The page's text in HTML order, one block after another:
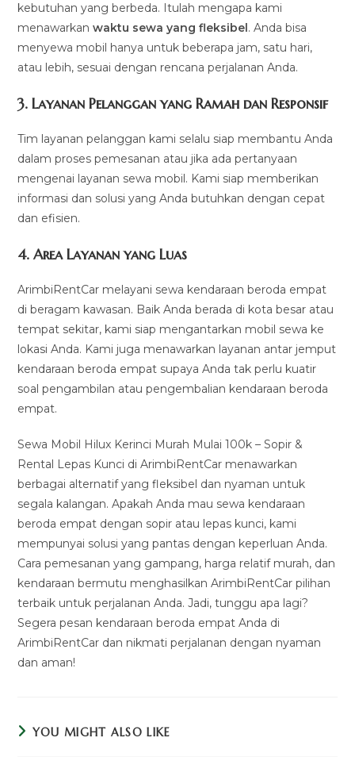
kebutuhan yang berbeda. Itulah mengapa kami
menawarkanwaktu sewa yang fleksibel. Anda bisa
menyewa mobil hanya untuk beberapa jam, satu hari,
atau lebih, sesuai dengan rencana perjalanan Anda.
3.Layanan Pelanggan yang Ramah dan Responsif
Tim layanan pelanggan kami selalu siap membantu Anda
dalam proses pemesanan atau jika ada pertanyaan
mengenai layanan sewa mobil. Kami siap memberikan
informasi dan solusi yang Anda butuhkan dengan cepat
dan efisien.
4.Area Layanan yang Luas
ArimbiRentCar melayani sewa kendaraan beroda empat
di beragam kawasan. Baik Anda berada di kota besar atau
tempat sekitar, kami siap mengantarkan mobil sewa ke
lokasi Anda. Kami juga menawarkan layanan antar jemput
kendaraan beroda empat supaya Anda tak perlu kuatir
soal pengambilan atau pengembalian kendaraan beroda
empat.
Sewa Mobil Hilux Kerinci Murah Mulai 100k – Sopir &
Rental Lepas Kunci di ArimbiRentCar menawarkan
berbagai alternatif yang fleksibel dan nyaman untuk
segala kalangan. Apakah Anda mau sewa kendaraan
beroda empat dengan sopir atau lepas kunci, kami
mempunyai solusi yang pantas dengan keperluan Anda.
Cara pemesanan yang gampang, harga relatif murah, dan
kendaraan bermutu menghasilkan ArimbiRentCar pilihan
terbaik untuk perjalanan Anda. Jadi, tunggu apa lagi?
Segera pesan kendaraan beroda empat Anda di
ArimbiRentCar dan nikmati perjalanan dengan nyaman
dan aman!
YOU MIGHT ALSO LIKE